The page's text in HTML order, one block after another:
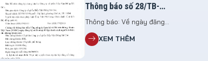
Thông báo số 28/TB-
ESL
Thông báo: Về ngày đăng
ký cuối cùng để thực hiện
quyền tham dự đại hội
XEM THÊM